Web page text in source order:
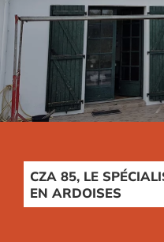
CZA 85, LE
EN ARDOISES